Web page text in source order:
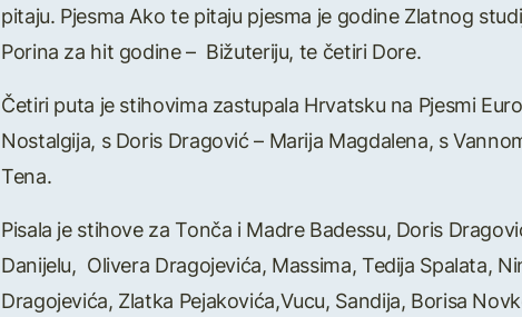
pitaju. Pjesma Ako te pitaju pjesma je godine Zlatnog
Porina za hit godine – Bižuteriju, te četiri Dore.
Četiri puta je stihovima zastupala Hrvatsku na Pjesmi
Nostalgija, s Doris Dragović – Marija Magdalena, s
Tena.
Pisala je stihove za Tonča i Madre Badessu, Doris
Danijelu, Olivera Dragojevića, Massima, Tedija Spalata,
Dragojevića, Zlatka Pejakovića,Vucu, Sandija, Borisa